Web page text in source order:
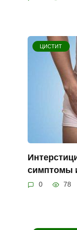
ЦИСТИТ
симптомы
0 78